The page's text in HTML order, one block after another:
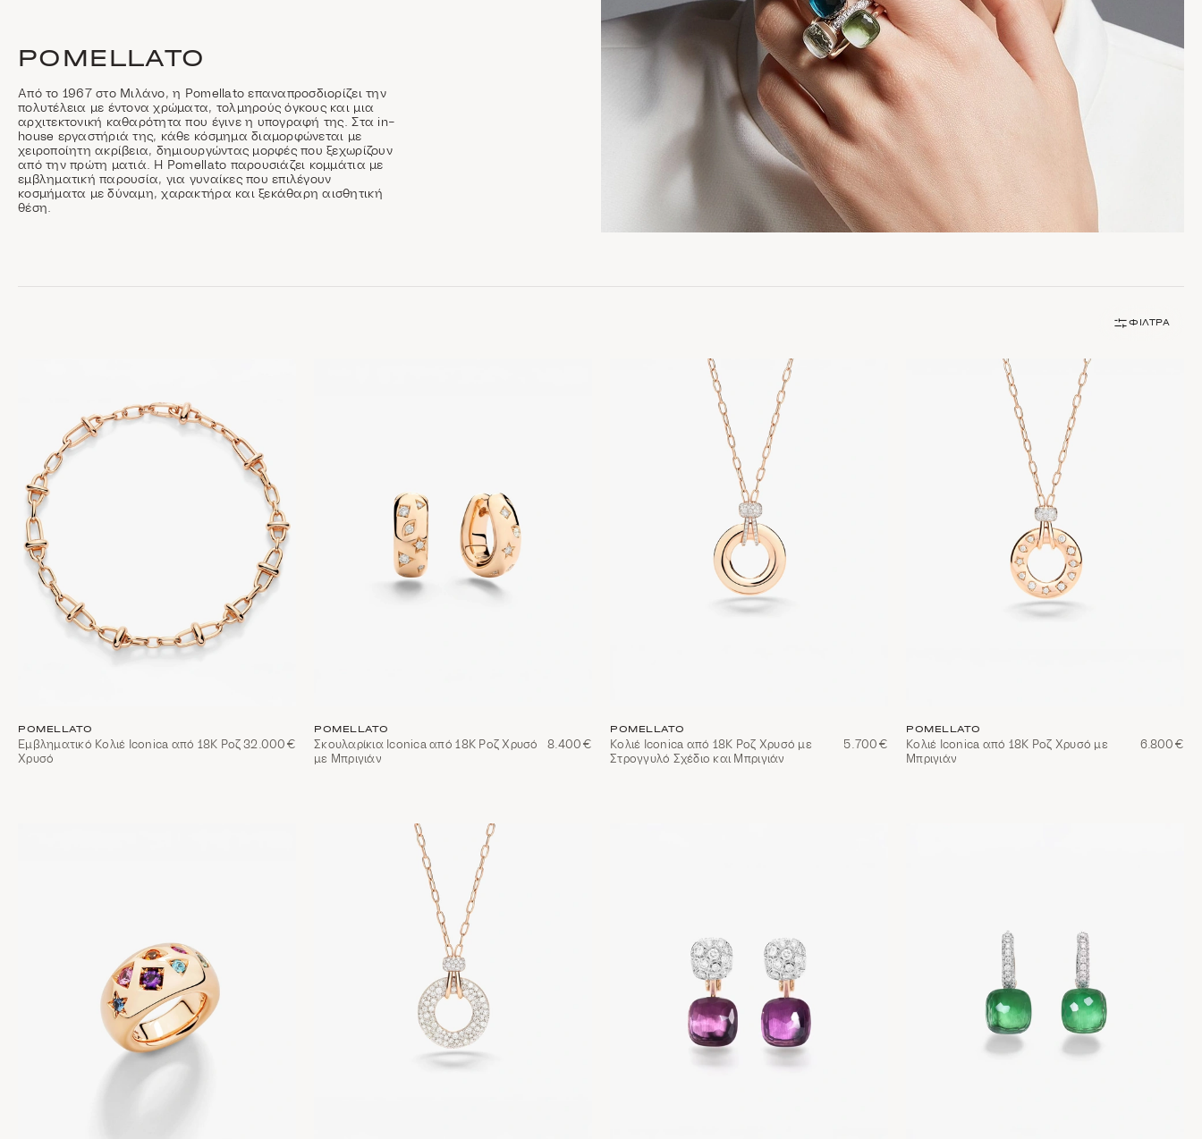
POMELLATO
Από το 1967 στο Μιλάνο, η Pomellato επαναπροσδιορίζει την
πολυτέλεια με έντονα χρώματα, τολμηρούς όγκους και μια
αρχιτεκτονική καθαρότητα που έγινε η υπογραφή της. Στα in-
house εργαστήριά της, κάθε κόσμημα διαμορφώνεται με
χειροποίητη ακρίβεια, δημιουργώντας μορφές που ξεχωρίζουν
από την πρώτη ματιά. Η Pomellato παρουσιάζει κομμάτια με
εμβληματική παρουσία, για γυναίκες που επιλέγουν
κοσμήματα με δύναμη, χαρακτήρα και ξεκάθαρη αισθητική
θέση.
ΦΊΛΤΡΑ
POMELLATO
Εμβληματικό Κολιέ Iconica από 18Κ Ροζ
Χρυσό
32.000€
POMELLATO
Σκουλαρίκια Iconica από 18Κ Ροζ Χρυσό
με Μπριγιάν
8.400€
POMELLATO
Κολιέ Iconica από 18Κ Ροζ Χρυσό με
Στρογγυλό Σχέδιο και Μπριγιάν
5.700€
POMELLATO
Κολιέ Iconica από 18Κ Ροζ Χρυσό με
Μπριγιάν
6.800€